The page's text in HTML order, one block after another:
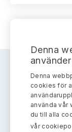
Address:
Denna
Denna
cookies för
använda vår
du till alla
vår